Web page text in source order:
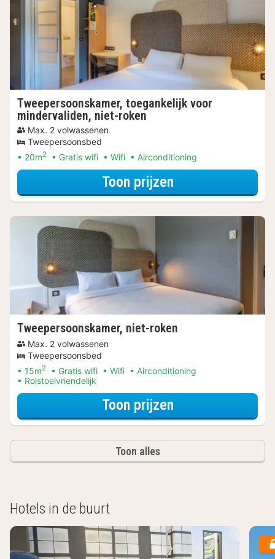
Tweepersoonskamer, toegankelijk voor
mindervaliden, niet-roken
Max. 2 volwassenen
Tweepersoonsbed
20m2 Gratis wifi Wifi Airconditioning
Toon prijzenvoor
Tweepersoonskamer, niet-roken
Max. 2 volwassenen
Tweepersoonsbed
15m2 Gratis wifi Wifi
Airconditioning
Rolstoelvriendelijk
Toon prijzenvoor
Toon alles
Hotels in de buurt